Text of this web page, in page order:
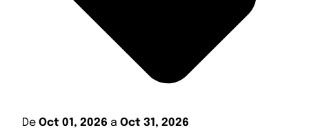
De Oct 01, 2026 a Oct 31, 2026